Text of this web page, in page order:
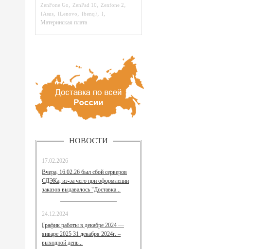
ZenFone Go, ZenPad 10, Zenfone 2,
{Asus, {Lenovo, {benq}, },
Материнская плата
НОВОСТИ
17.02.2026
Вчера, 16.02.26 был сбой серверов
СДЭКа, из-за чего при оформлении
заказов выдавалось "Доставка...
24.12.2024
График работы в декабре 2024 —
январе 2025 31 декабря 2024г. –
выходной день...